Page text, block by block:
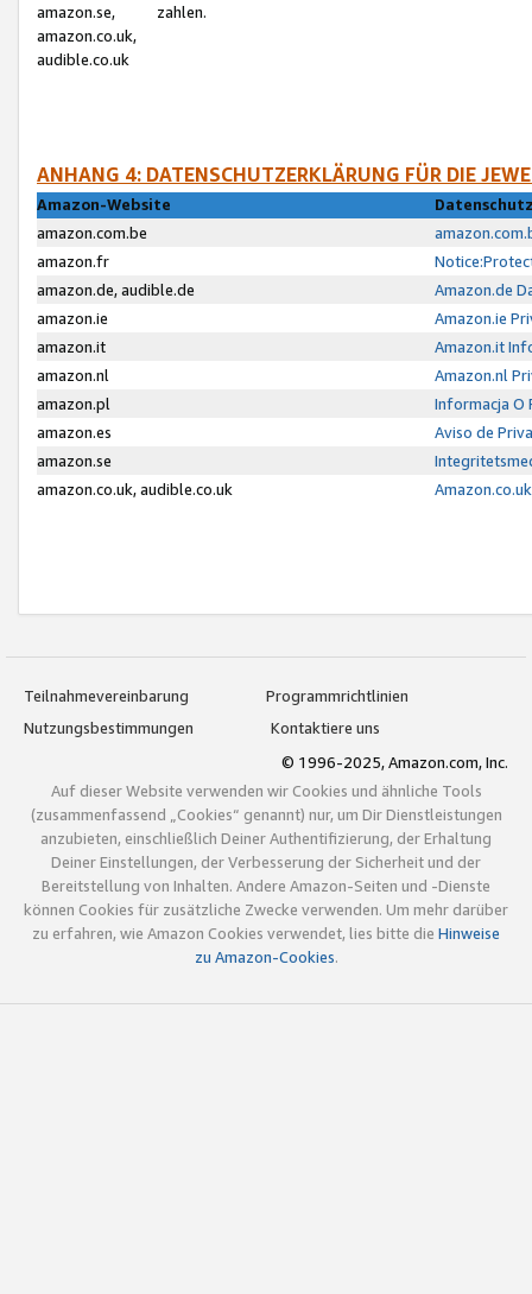
amazon.se,
amazon.co.uk,
audible.co.uk
zahlen.
ANHANG 4: DATENSCHUTZERKLÄRUNG FÜR DIE
Amazon-Website
amazon.com.be
amazon.fr
amazon.de, audible.de
Amazon.de
amazon.ie
Amazon.ie
amazon.it
Amazon.it
amazon.nl
Amazon.nl
amazon.pl
Informacja O
amazon.es
Aviso de
amazon.se
amazon.co.uk, audible.co.uk
Teilnahmevereinbarung
Programmrichtlinien
Nutzungsbestimmungen
Kontaktiere uns
© 1996-2025, Amazon.com, Inc.
Auf dieser Website verwenden wir Cookies und ähnliche Tools
(zusammenfassend „Cookies“ genannt) nur, um Dir Dienstleistungen
anzubieten, einschließlich Deiner Authentifizierung, der Erhaltung
Deiner Einstellungen, der Verbesserung der Sicherheit und der
Bereitstellung von Inhalten. Andere Amazon-Seiten und -Dienste
können Cookies für zusätzliche Zwecke verwenden. Um mehr darüber
zu erfahren, wie Amazon Cookies verwendet, lies bitte die Hinweise
zu Amazon-Cookies.